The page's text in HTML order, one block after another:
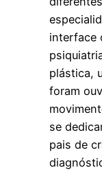
interface
plástica,
foram
se
pais de